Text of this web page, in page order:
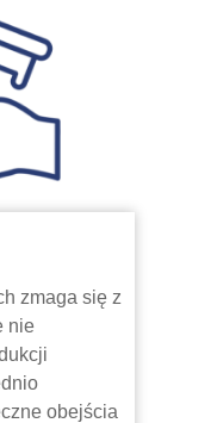
zmaga się z
nie
obejścia